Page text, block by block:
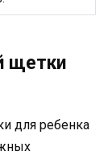
щетки
для ребенка